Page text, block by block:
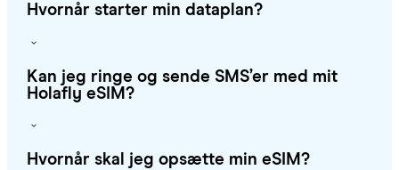
Hvornår starter min dataplan?
Kan jeg ringe og sende SMS’er med mit
Holafly eSIM?
Hvornår skal jeg opsætte min eSIM?